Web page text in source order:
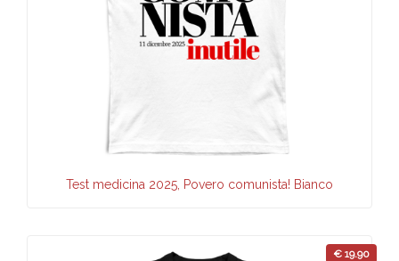
Test medicina 2025, Povero comunista! Bianco
€ 19.90